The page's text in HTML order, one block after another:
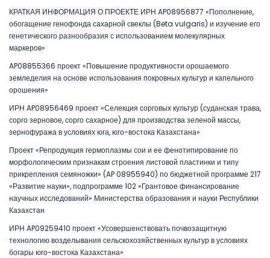
КРАТКАЯ ИНФОРМАЦИЯ О ПРОЕКТЕ ИРН AP08956877 «Пополнение,
обогащение генофонда сахарной свеклы (Beta vulgaris) и изучение его
генетического разнообразия с использованием молекулярных
маркеров»
AP08855366 проект «Повышение продуктивности орошаемого
земледелия на основе использования покровных культур и капельного
орошения»
ИРН AP08956469 проект «Селекция сорговых культур (суданская трава,
сорго зерновое, сорго сахарное) для производства зеленой массы,
зернофуража в условиях юга, юго-востока Казахстана»
Проект «Репродукция гермоплазмы сои и ее фенотипирование по
морфологическим признакам строения листовой пластинки и типу
прикрепления семяножки» (AP 08955940) по бюджетной программе 217
«Развитие науки», подпрограмме 102 «Грантовое финансирование
научных исследований» Министерства образования и науки Республики
Казахстан
ИРН AP09259410 проект «Усовершенствовать почвозащитную
технологию возделывания сельскохозяйственных культур в условиях
богары юго-востока Казахстана»